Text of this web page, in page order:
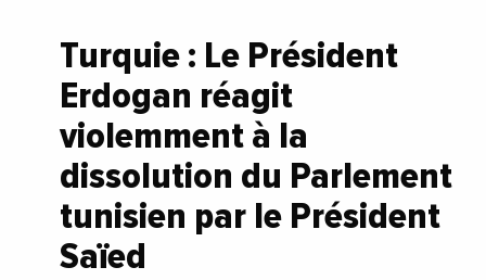
Turquie : Le Président
Erdogan réagit
violemment à la
dissolution du Parlement
tunisien par le Président
Saïed